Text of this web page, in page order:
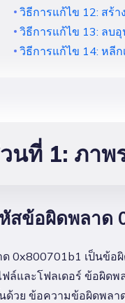
วิธีการแก้ไข 12: สร้
วิธีการแก้ไข 13: ลบ
วิธีการแก้ไข 14: หลี
นที่ 1: ภาพ
สข้อผิดพลาด
0x800701b1 เป็นข้อ
ฟล์และโฟลเดอร์ ข้อผิด
ด้วย ข้อความข้อผิดพล